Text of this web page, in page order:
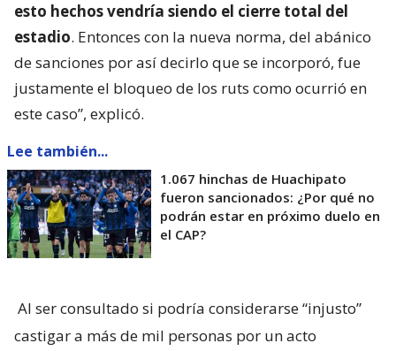
esto hechos vendría siendo el cierre total del
estadio. Entonces con la nueva norma, del abánico
de sanciones por así decirlo que se incorporó, fue
justamente el bloqueo de los ruts como ocurrió en
este caso”, explicó.
Lee también...
1.067 hinchas de Huachipato
fueron sancionados: ¿Por qué no
podrán estar en próximo duelo en
el CAP?
Al ser consultado si podría considerarse “injusto”
castigar a más de mil personas por un acto